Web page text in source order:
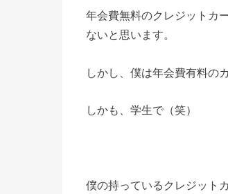
年会費無料のクレジットカ
ないと思います。
しかし、僕は年会費有料の
しかも、学生で（笑）
僕の持っているクレジット